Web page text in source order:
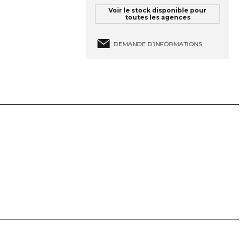
Voir le stock disponible pour
toutes les agences
DEMANDE D’INFORMATIONS